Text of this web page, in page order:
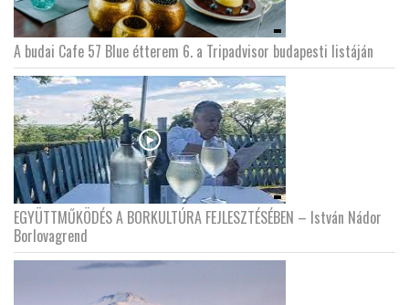
A budai Cafe 57 Blue étterem 6. a Tripadvisor budapesti listáján
EGYÜTTMŰKÖDÉS A BORKULTÚRA FEJLESZTÉSÉBEN – István Nádor
Borlovagrend